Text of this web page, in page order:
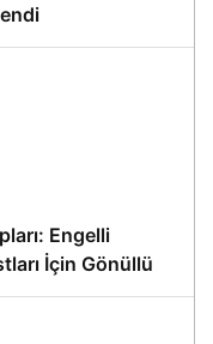
Engelli
İçin Gönüllü